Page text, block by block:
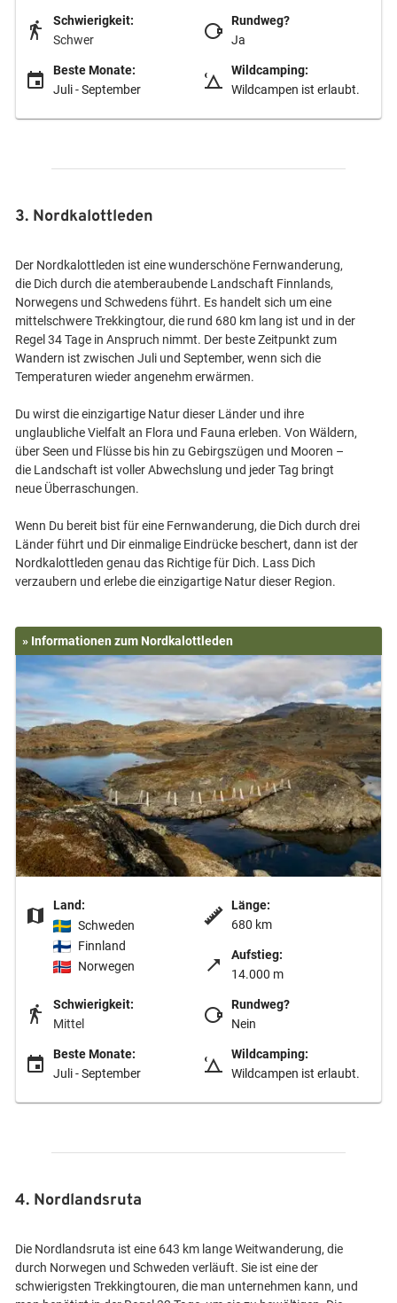
Schwierigkeit:
Schwer
Rundweg?
Ja
Beste Monate:
Juli - September
Wildcamping:
Wildcampen ist erlaubt.
3. Nordkalottleden
Der Nordkalottleden ist eine wunderschöne Fernwanderung,
die Dich durch die atemberaubende Landschaft Finnlands,
Norwegens und Schwedens führt. Es handelt sich um eine
mittelschwere Trekkingtour, die rund 680 km lang ist und in der
Regel 34 Tage in Anspruch nimmt. Der beste Zeitpunkt zum
Wandern ist zwischen Juli und September, wenn sich die
Temperaturen wieder angenehm erwärmen.
Du wirst die einzigartige Natur dieser Länder und ihre
unglaubliche Vielfalt an Flora und Fauna erleben. Von Wäldern,
über Seen und Flüsse bis hin zu Gebirgszügen und Mooren –
die Landschaft ist voller Abwechslung und jeder Tag bringt
neue Überraschungen.
Wenn Du bereit bist für eine Fernwanderung, die Dich durch drei
Länder führt und Dir einmalige Eindrücke beschert, dann ist der
Nordkalottleden genau das Richtige für Dich. Lass Dich
» Informationen zum Nordkalottleden
Land:
Schweden
Finnland
Norwegen
Länge:
680 km
Aufstieg:
14.000 m
Schwierigkeit:
Mittel
Rundweg?
Nein
Beste Monate:
Juli - September
Wildcamping:
Wildcampen ist erlaubt.
4. Nordlandsruta
Die Nordlandsruta ist eine 643 km lange Weitwanderung, die
durch Norwegen und Schweden verläuft. Sie ist eine der
schwierigsten Trekkingtouren, die man unternehmen kann, und